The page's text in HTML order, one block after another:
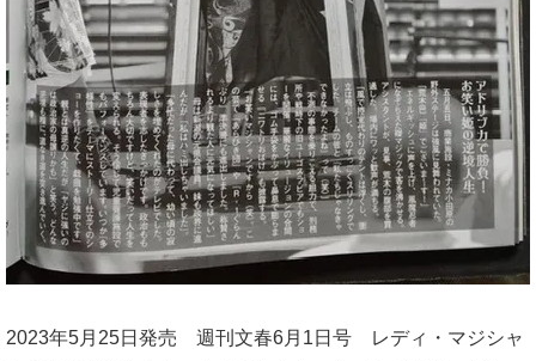
2023年5月25日発売 週刊文春6月1日号 レディ・マジシャ